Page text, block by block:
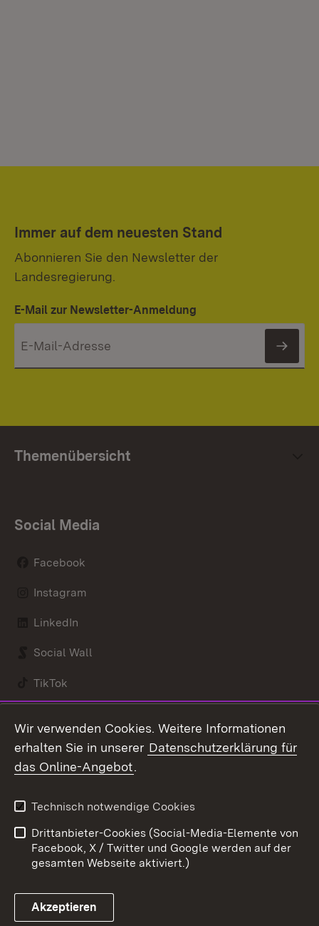
Immer auf dem neuesten Stand
Abonnieren Sie den Newsletter der
Landesregierung.
E-Mail zur Newsletter-Anmeldung
Themenübersicht
Social Media
Facebook
Instagram
LinkedIn
Social Wall
TikTok
Link zum Landesportal
Kontakt
Barrierefreiheit
Impressum
Cookies
Wir verwenden Cookies. Weitere Informationen
erhalten Sie in unserer Datenschutzerklärung für
das Online-Angebot.
Technisch notwendige Cookies
Drittanbieter-Cookies (Social-Media-Elemente von
Facebook, X / Twitter und Google werden auf der
gesamten Webseite aktiviert.)
Akzeptieren